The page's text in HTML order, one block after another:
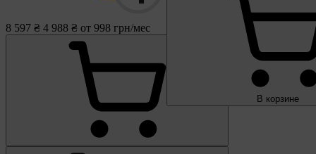
8 597 ₴ 4 988 ₴ от 998 грн/мес
В корзине